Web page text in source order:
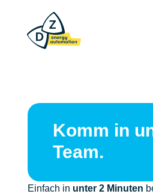
Komm in
Team.
Einfach in unter 2 Minuten